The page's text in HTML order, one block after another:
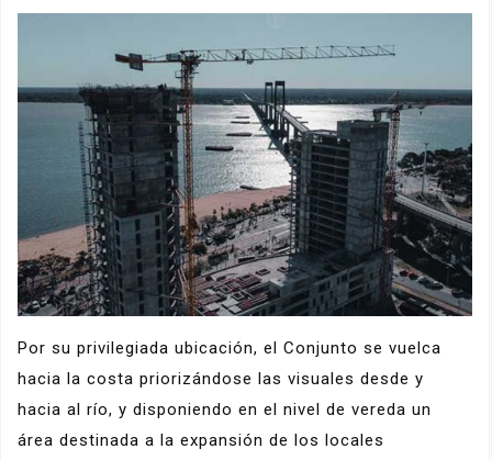
Por su privilegiada ubicación, el Conjunto se vuelca
hacia la costa priorizándose las visuales desde y
hacia al río, y disponiendo en el nivel de vereda un
área destinada a la expansión de los locales